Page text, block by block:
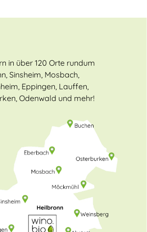
in über 120 Orte rundum
Sinsheim, Mosbach,
Eppingen, Lauffen,
Odenwald und mehr!